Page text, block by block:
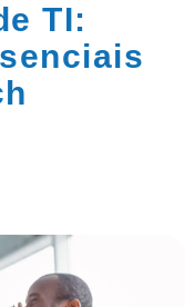
TI: